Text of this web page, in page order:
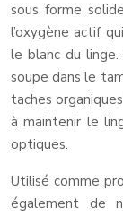
sous forme
l’oxygène actif
le blanc du
soupe dans le
taches
à maintenir le
optiques.
Utilisé comme
également de